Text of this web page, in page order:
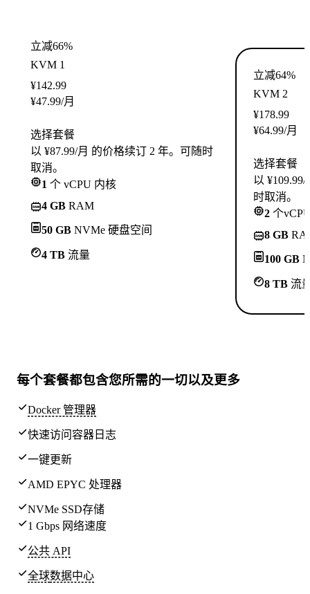
立减66%
KVM 1
¥142.99
¥47.99/月
选择套餐
以 ¥87.99/月 的价格续订 2 年。可随时
取消。
1 个 vCPU 内核
4 GB RAM
50 GB NVMe 硬盘空间
4 TB 流量
立减64%
KVM 2
¥178.99
¥64.99/月
选择套餐
以
时取消。
2 个
8 GB
100 GB
8 TB 流
每个套餐都包含您所需的一切以及更多
Docker 管理器
快速访问容器日志
一键更新
AMD EPYC 处理器
NVMe SSD存储
1 Gbps 网络速度
公共 API
全球数据中心